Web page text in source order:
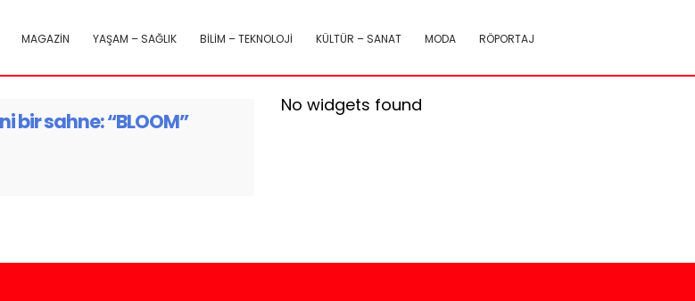
MAGAZİN YAŞAM – SAĞLIK BİLİM – TEKNOLOJİ KÜLTÜR – SANAT MODA RÖPORTAJ
bir sahne: “BLOOM”
No widgets found